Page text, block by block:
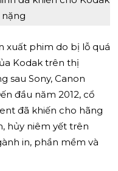
xuất phim do bị lỗ quá
Kodak trên thị
sau Sony, Canon
đầu năm 2012, cổ
đã khiến cho hãng
hủy niêm yết trên
in, phần mềm và